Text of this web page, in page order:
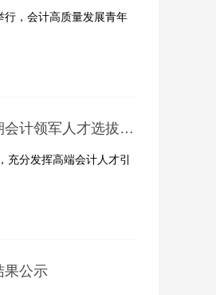
行，会计高质量发展青年
山西省财政厅山西省人力资源和社会保障厅关于开展山西省第四期会计领军人才选拔培养工作的通知
分发挥高端会计人才引
果公示